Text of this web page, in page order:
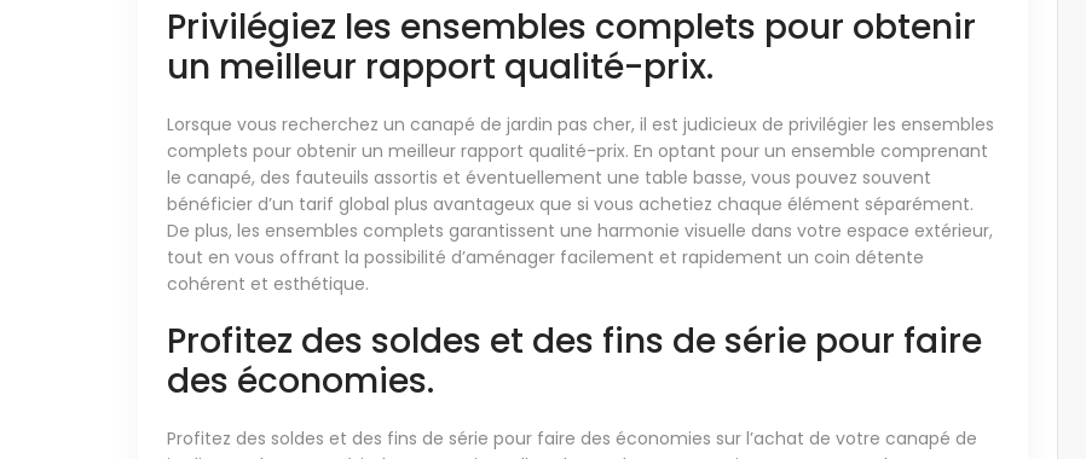
Privilégiez les ensembles complets pour obtenir
un meilleur rapport qualité-prix.
Lorsque vous recherchez un canapé de jardin pas cher, il est judicieux de privilégier les ensembles
complets pour obtenir un meilleur rapport qualité-prix. En optant pour un ensemble comprenant
le canapé, des fauteuils assortis et éventuellement une table basse, vous pouvez souvent
bénéficier d’un tarif global plus avantageux que si vous achetiez chaque élément séparément.
De plus, les ensembles complets garantissent une harmonie visuelle dans votre espace extérieur,
tout en vous offrant la possibilité d’aménager facilement et rapidement un coin détente
cohérent et esthétique.
Profitez des soldes et des fins de série pour faire
des économies.
Profitez des soldes et des fins de série pour faire des économies sur l’achat de votre canapé de